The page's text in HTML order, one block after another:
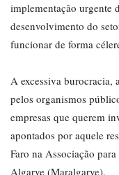
implementação urgente
desenvolvimento do
funcionar de forma
A excessiva burocracia,
pelos organismos
empresas que querem
apontados por aquele
Faro na Associação
Algarve (Maralgarve).